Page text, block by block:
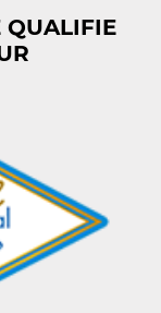
QUALIFIE